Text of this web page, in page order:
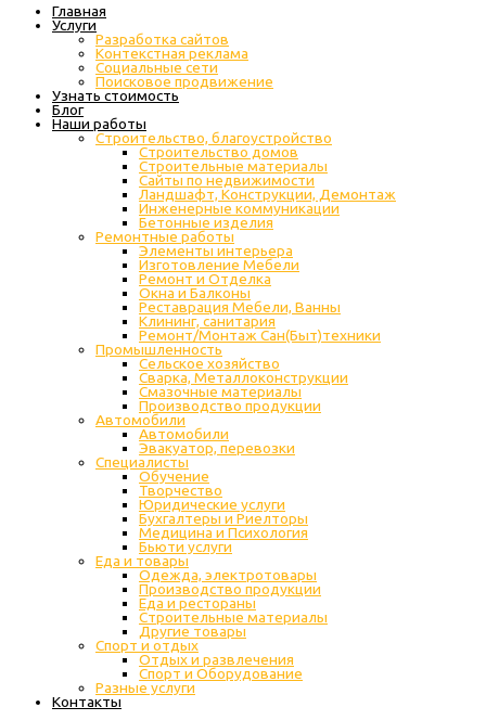
Главная
Услуги
Разработка сайтов
Контекстная реклама
Социальные сети
Поисковое продвижение
Узнать стоимость
Блог
Наши работы
Строительство, благоустройство
Строительство домов
Строительные материалы
Сайты по недвижимости
Ландшафт, Конструкции, Демонтаж
Инженерные коммуникации
Бетонные изделия
Ремонтные работы
Элементы интерьера
Изготовление Мебели
Ремонт и Отделка
Окна и Балконы
Реставрация Мебели, Ванны
Клининг, санитария
Ремонт/Монтаж Сан(Быт)техники
Промышленность
Cельское хозяйство
Сварка, Металлоконструкции
Cмазочные материалы
Производство продукции
Автомобили
Автомобили
Эвакуатор, перевозки
Специалисты
Обучение
Творчество
Юридические услуги
Бухгалтеры и Риелторы
Медицина и Психология
Бьюти услуги
Еда и товары
Одежда, электротовары
Производство продукции
Еда и рестораны
Строительные материалы
Другие товары
Спорт и отдых
Отдых и развлечения
Спорт и Оборудование
Разные услуги
Контакты